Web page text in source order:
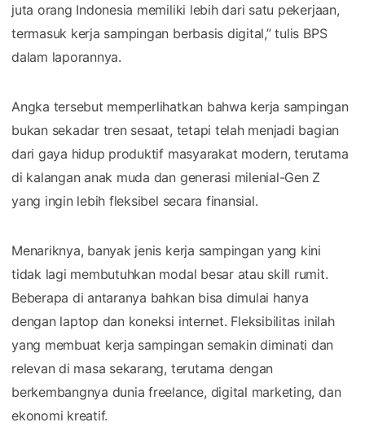
juta orang Indonesia memiliki lebih dari satu pekerjaan,
termasuk kerja sampingan berbasis digital,” tulis BPS
dalam laporannya.
Angka tersebut memperlihatkan bahwa kerja sampingan
bukan sekadar tren sesaat, tetapi telah menjadi bagian
dari gaya hidup produktif masyarakat modern, terutama
di kalangan anak muda dan generasi milenial-Gen Z
yang ingin lebih fleksibel secara finansial.
Menariknya, banyak jenis kerja sampingan yang kini
tidak lagi membutuhkan modal besar atau skill rumit.
Beberapa di antaranya bahkan bisa dimulai hanya
dengan laptop dan koneksi internet. Fleksibilitas inilah
yang membuat kerja sampingan semakin diminati dan
relevan di masa sekarang, terutama dengan
berkembangnya dunia freelance, digital marketing, dan
ekonomi kreatif.